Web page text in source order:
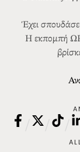
Έχει
Η εκπομπή